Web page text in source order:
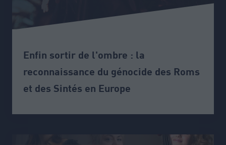
Enfin sortir de l'ombre : la
reconnaissance du génocide des Roms
et des Sintés en Europe